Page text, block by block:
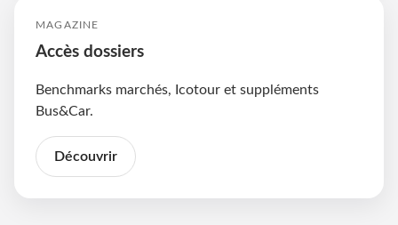
MAGAZINE
Accès dossiers
Benchmarks marchés, Icotour et suppléments
Bus&Car.
Découvrir